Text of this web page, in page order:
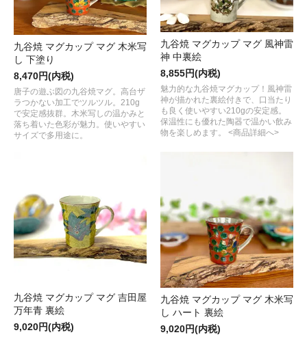
九谷焼 マグカップ マグ 木米写
し 下塗り
8,470円(内税)
唐子の遊ぶ図の九谷焼マグ。高台ザ
ラつかない加工でツルツル。210g
で安定感抜群。木米写しの温かみと
落ち着いた色彩が魅力。使いやすい
サイズで多用途に。
九谷焼 マグカップ マグ 風神雷
神 中裏絵
8,855円(内税)
魅力的な九谷焼マグカップ！風神雷
神が描かれた裏絵付きで、口当たり
も良く使いやすい210gの安定感。
保温性にも優れた陶器で温かい飲み
物を楽しめます。 <商品詳細へ>
九谷焼 マグカップ マグ 吉田屋
万年青 裏絵
9,020円(内税)
九谷焼 マグカップ マグ 木米写
し ハート 裏絵
9,020円(内税)